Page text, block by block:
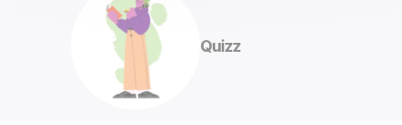
Quizz